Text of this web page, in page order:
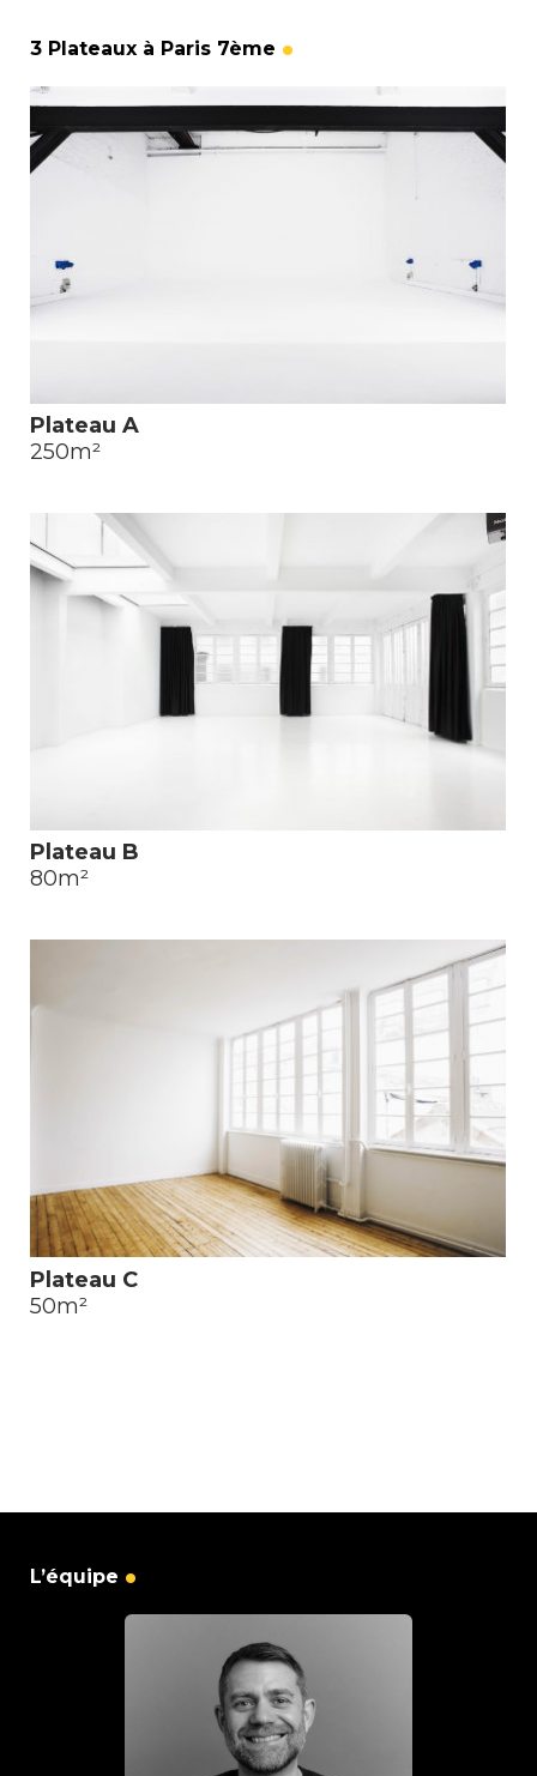
3 Plateaux à Paris 7ème
Plateau A
250m²
Plateau B
80m²
Plateau C
50m²
L’équipe